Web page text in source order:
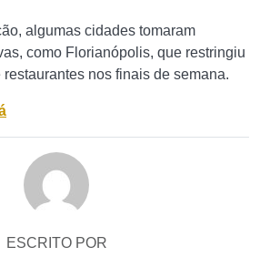
algumas cidades tomaram
como Florianópolis, que restringiu
nos finais de semana.
ESCRITO POR